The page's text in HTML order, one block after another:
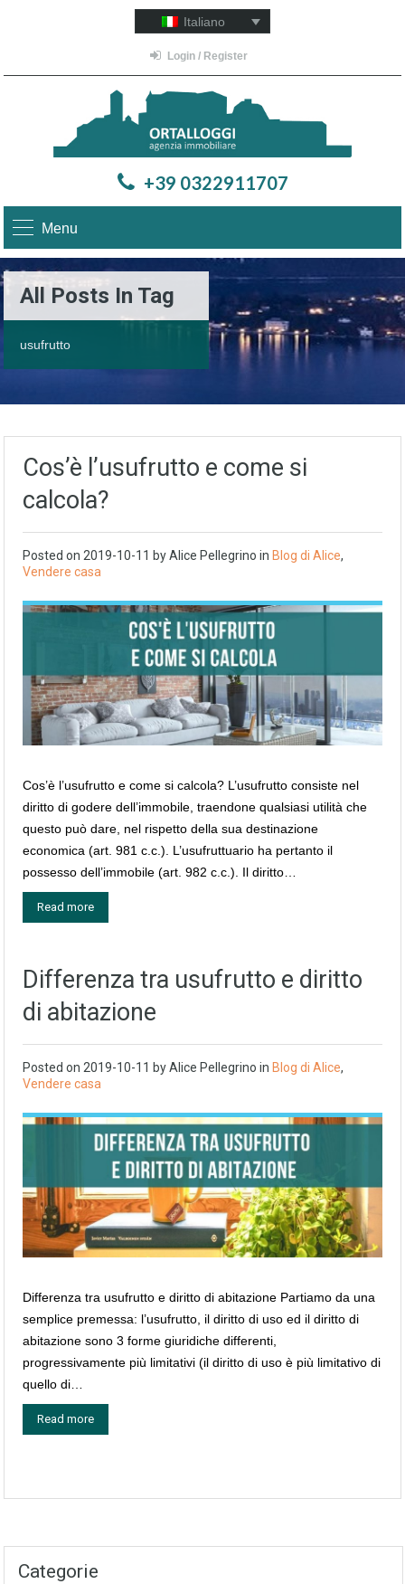
Italiano
Login / Register
+39 0322911707
Menu
All Posts In Tag
usufrutto
Cos’è l’usufrutto e come si
calcola?
Posted on 2019-10-11 byAlice Pellegrino in Blog di Alice,
Vendere casa
Cos’è l’usufrutto e come si calcola? L’usufrutto consiste nel
diritto di godere dell’immobile, traendone qualsiasi utilità che
questo può dare, nel rispetto della sua destinazione
economica (art. 981 c.c.). L’usufruttuario ha pertanto il
possesso dell’immobile (art. 982 c.c.). Il diritto…
Read more
Differenza tra usufrutto e diritto
di abitazione
Posted on 2019-10-11 byAlice Pellegrino in Blog di Alice,
Vendere casa
Differenza tra usufrutto e diritto di abitazione Partiamo da una
semplice premessa: l’usufrutto, il diritto di uso ed il diritto di
abitazione sono 3 forme giuridiche differenti,
progressivamente più limitativi (il diritto di uso è più limitativo di
quello di…
Read more
Categorie